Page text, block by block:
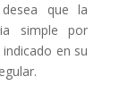
que la
simple por
en su